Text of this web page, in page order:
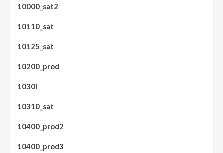
10000_sat2
10110_sat
10125_sat
10200_prod
1030i
10310_sat
10400_prod2
10400_prod3